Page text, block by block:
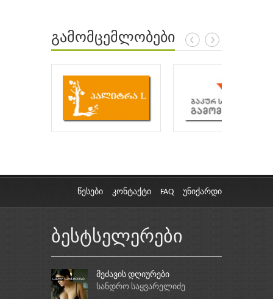
გამომცემლობები
წესები კონტაქტი FAQ უნიქარდი
ბესტსელერები
მეძავის დღიურები
სანდრო საყვარელიძე